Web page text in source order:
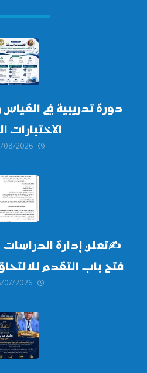
دورة تدريبية في
الاختبارات
08/2026
✍تعلن إدارة الدراسات
فتح باب التقدم
العليا
أكتوبر 2026،
07/2026